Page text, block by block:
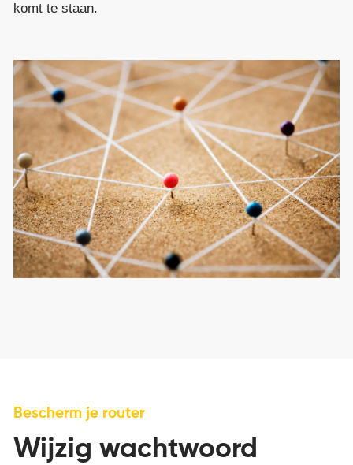
komt te staan.
Bescherm je router
Wijzig wachtwoord